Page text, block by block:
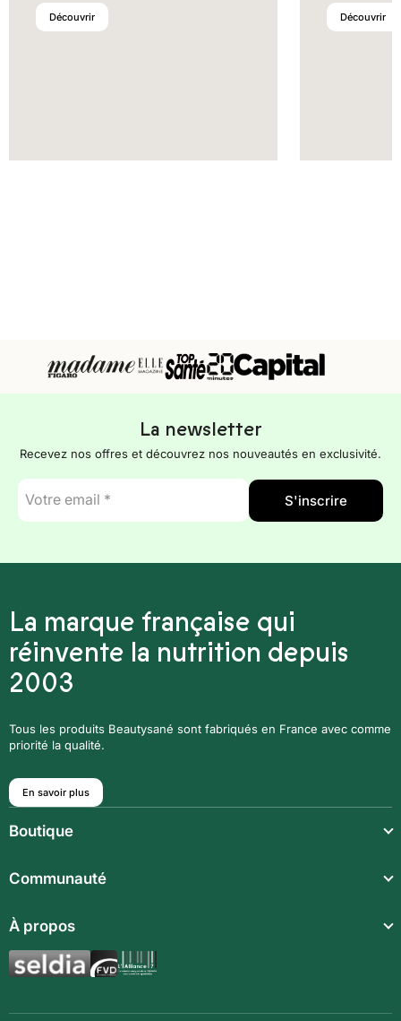
Découvrir Découvrir
La newsletter
Recevez nos offres et découvrez nos nouveautés en exclusivité.
E-
mail
*
S'inscrire
La marque française qui
réinvente la nutrition depuis
2003
Tous les produits Beautysané sont fabriqués en France avec comme
priorité la qualité.
En savoir plus
Boutique
Compléments alimentaires
Boissons techniques
Communauté
Communauté
Magazine
À propos
Qui sommes-nous ?